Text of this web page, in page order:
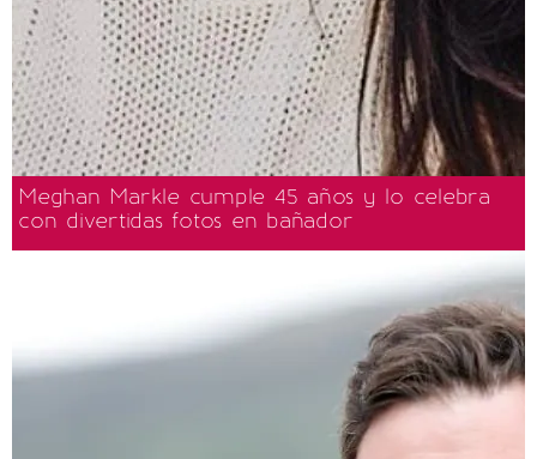
Meghan Markle cumple 45 años y lo celebra
con divertidas fotos en bañador